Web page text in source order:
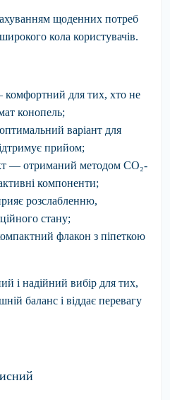
щоденних потреб
кола користувачів.
для тих, хто не
конопель;
варіант для
прийом;
— отриманий методом CO₂-
компоненти;
розслабленню,
стану;
флакон з піпеткою
і надійний вибір для тих,
баланс і віддає перевагу